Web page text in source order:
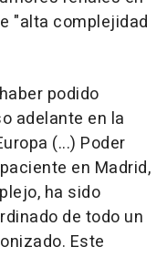
"alta complejidad
podido
adelante en la
(...) Poder
en Madrid,
ha sido
de todo un
Este